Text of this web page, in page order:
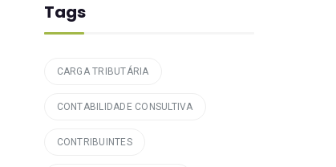
Tags
CARGA TRIBUTÁRIA
CONTABILIDADE CONSULTIVA
CONTRIBUINTES